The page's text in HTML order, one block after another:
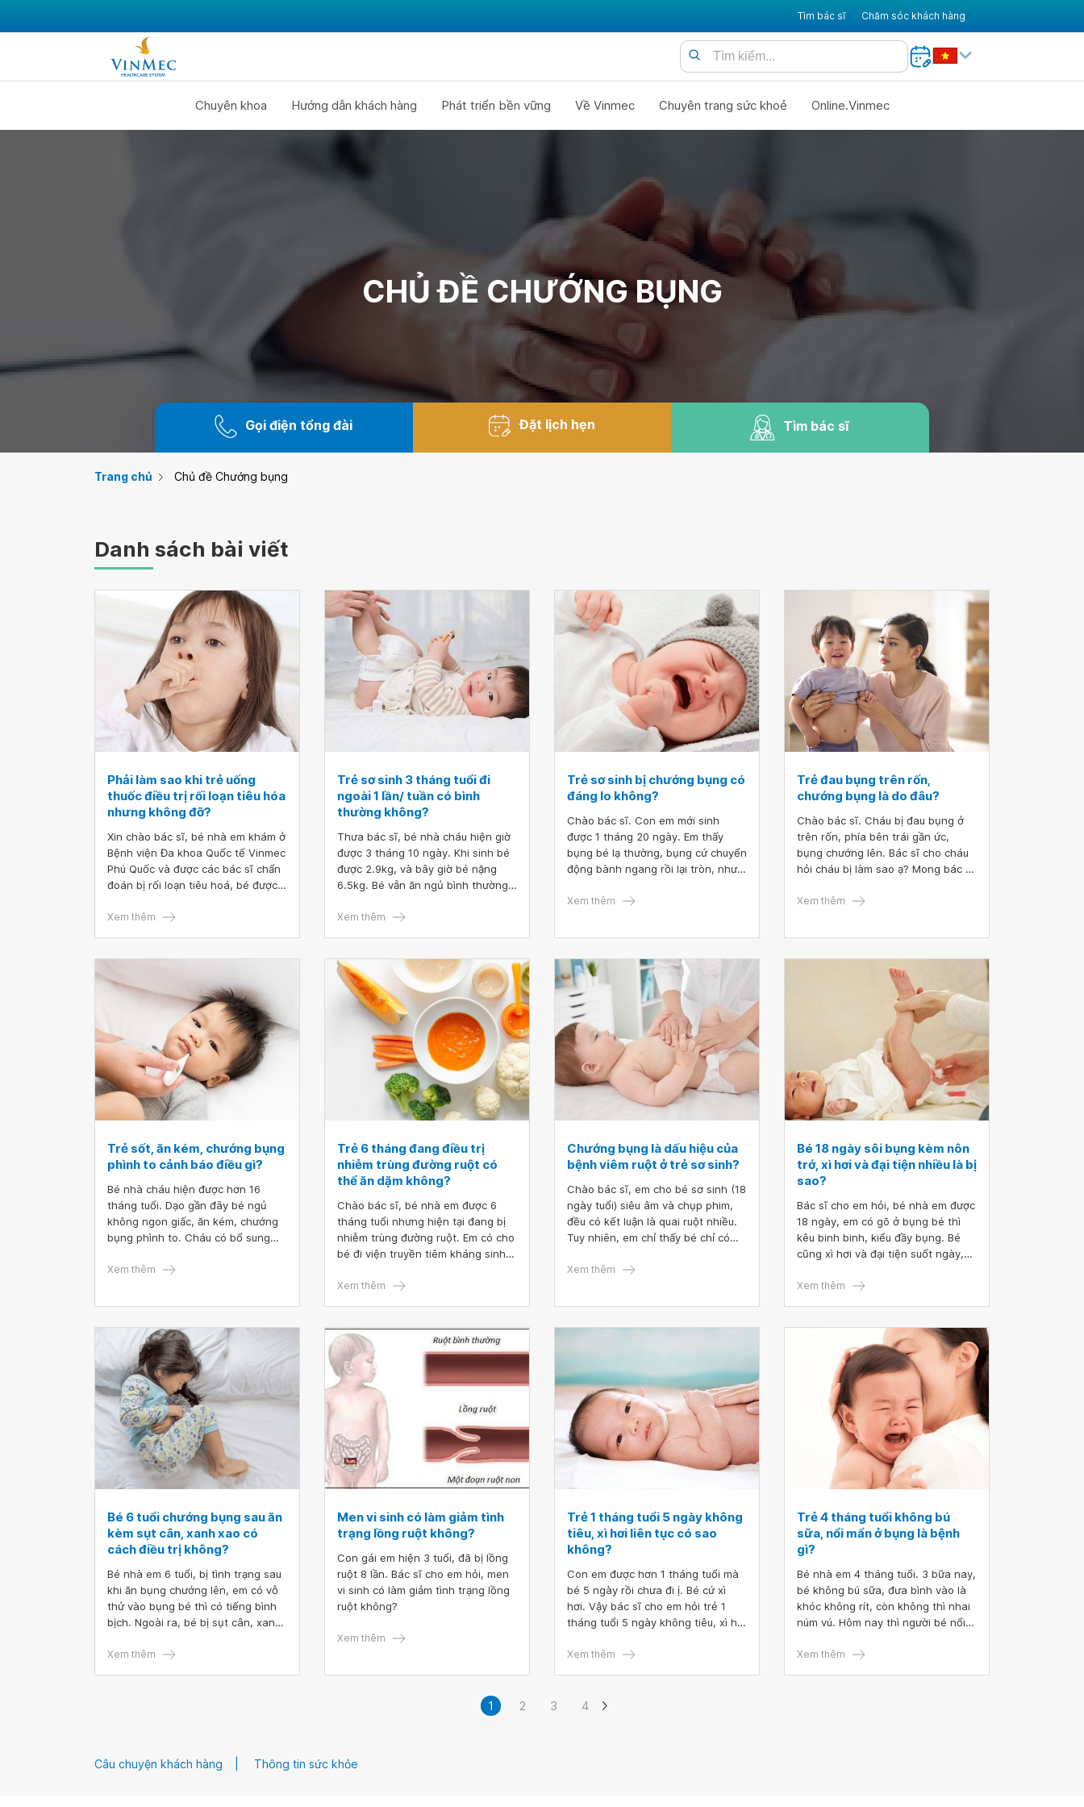
Tìm bác sĩ Chăm sóc khách hàng
Chuyên khoa Hướng dẫn khách hàng Phát triển bền vững Về Vinmec Chuyên trang sức khoẻ Online.Vinmec
CHỦ ĐỀ CHƯỚNG BỤNG
Gọi điện tổng đài Đặt lịch hẹn Tìm bác sĩ
Trang chủ Chủ đề Chướng bụng
Danh sách bài viết
Phải làm sao khi trẻ uống
thuốc điều trị rối loạn tiêu hóa
nhưng không đỡ?
Xin chào bác sĩ, bé nhà em khám ở
Bệnh viện Đa khoa Quốc tế Vinmec
Phú Quốc và được các bác sĩ chẩn
đoán bị rối loạn tiêu hoá, bé được
được 2 ngày về không thấy đỡ. Bên
phải làm như thế nào ạ?
Xem thêm
Trẻ sơ sinh 3 tháng tuổi đi
ngoài 1 lần/ tuần có bình
thường không?
Thưa bác sĩ, bé nhà cháu hiện giờ
được 3 tháng 10 ngày. Khi sinh bé
được 2.9kg, và bây giờ bé nặng
6.5kg. Bé vẫn ăn ngủ bình thường,
hơn 1 tuần bé mới đi được. Vậy bé
Xem thêm
Trẻ sơ sinh bị chướng bụng có
đáng lo không?
Chào bác sĩ. Con em mới sinh
được 1 tháng 20 ngày. Em thấy
bụng bé lạ thường, bụng cứ chuyển
động bành ngang rồi lại tròn, như
của em có vấn đề gì không ạ?
Xem thêm
Trẻ đau bụng trên rốn,
chướng bụng là do đâu?
Chào bác sĩ. Cháu bị đau bụng ở
trên rốn, phía bên trái gần ức,
bụng chướng lên. Bác sĩ cho cháu
hỏi cháu bị làm sao ạ? Mong bác sĩ
bác sĩ ạ. Chào cháu. Đau bụng là
để bố mẹ đưa đi khám cháu nhé.
Xem thêm
Trẻ sốt, ăn kém, chướng bụng
phình to cảnh báo điều gì?
Bé nhà cháu hiện được hơn 16
tháng tuổi. Dạo gần đây bé ngủ
không ngon giấc, ăn kém, chướng
bụng phình to. Cháu có bổ sung
đang sốt 38 độ 5, thi thoảng ho.
bé sốt. Bác sĩ cho cháu hỏi bé có
phải bị sốt mọc răng không hay bị
gì ạ? Đang dịch nên cháu theo dõi
và hạ sốt cho bé tại nhà. Mong
nhận được sự tư vấn của bác sĩ.
Xem thêm
Trẻ 6 tháng đang điều trị
nhiễm trùng đường ruột có
thể ăn dặm không?
Chào bác sĩ, bé nhà em được 6
tháng tuổi nhưng hiện tại đang bị
nhiễm trùng đường ruột. Em có cho
bé đi viện truyền tiêm kháng sinh,
nữa, phân vàng đẹp nhưng ngày
hoàn toàn ạ, bác sĩ cho em hỏi
đang bị viêm ruột như vậy em cho
ăn dặm có được không ạ? Em xin
chân thành cảm ơn bác sĩ ạ!
Xem thêm
Chướng bụng là dấu hiệu của
bệnh viêm ruột ở trẻ sơ sinh?
Chào bác sĩ, em cho bé sơ sinh (18
ngày tuổi) siêu âm và chụp phim,
đều có kết luận là quai ruột nhiều.
Tuy nhiên, em chỉ thấy bé chỉ có
bụng (không có triệu chứng khác),
Xem thêm
Bé 18 ngày sôi bụng kèm nôn
trớ, xì hơi và đại tiện nhiều là bị
sao?
Bác sĩ cho em hỏi, bé nhà em được
18 ngày, em có gõ ở bụng bé thì
kêu binh binh, kiểu đầy bụng. Bé
cũng xì hơi và đại tiện suốt ngày,
Vậy cho em hỏi, bé 18 ngày sôi
vấn. Cảm ơn bác sĩ ạ!
Xem thêm
Bé 6 tuổi chướng bụng sau ăn
kèm sụt cân, xanh xao có
cách điều trị không?
Bé nhà em 6 tuổi, bị tình trạng sau
khi ăn bụng chướng lên, em có vỗ
thử vào bụng bé thì có tiếng bình
bịch. Ngoài ra, bé bị sụt cân, xanh
chướng bụng sau ăn kèm sụt cân,
Xem thêm
Men vi sinh có làm giảm tình
trạng lồng ruột không?
Con gái em hiện 3 tuổi, đã bị lồng
ruột 8 lần. Bác sĩ cho em hỏi, men
vi sinh có làm giảm tình trạng lồng
ruột không?
Xem thêm
Trẻ 1 tháng tuổi 5 ngày không
tiêu, xì hơi liên tục có sao
không?
Con em được hơn 1 tháng tuổi mà
bé 5 ngày rồi chưa đi ị. Bé cứ xì
hơi. Vậy bác sĩ cho em hỏi trẻ 1
tháng tuổi 5 ngày không tiêu, xì hơi
gì để bé đi ị được? Mặc dù, em hay
Xem thêm
Trẻ 4 tháng tuổi không bú
sữa, nổi mẩn ở bụng là bệnh
gì?
Bé nhà em 4 tháng tuổi. 3 bữa nay,
bé không bú sữa, đưa bình vào là
khóc không rít, còn không thì nhai
núm vú. Hôm nay thì người bé nổi
trẻ 4 tháng tuổi không bú sữa, nổi
Xem thêm
1 2 3 4
Câu chuyện khách hàng Thông tin sức khỏe